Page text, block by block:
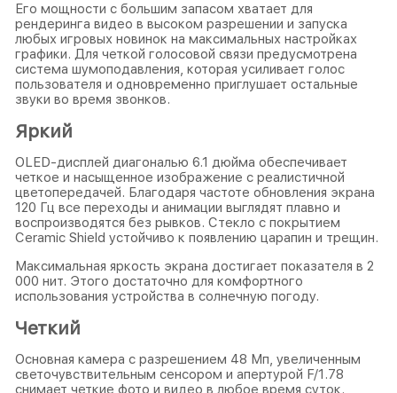
Его мощности с большим запасом хватает для
рендеринга видео в высоком разрешении и запуска
любых игровых новинок на максимальных настройках
графики. Для четкой голосовой связи предусмотрена
система шумоподавления, которая усиливает голос
пользователя и одновременно приглушает остальные
звуки во время звонков.
Яркий
OLED-дисплей диагональю 6.1 дюйма обеспечивает
четкое и насыщенное изображение с реалистичной
цветопередачей. Благодаря частоте обновления экрана
120 Гц все переходы и анимации выглядят плавно и
воспроизводятся без рывков. Стекло с покрытием
Ceramic Shield устойчиво к появлению царапин и трещин.
Максимальная яркость экрана достигает показателя в 2
000 нит. Этого достаточно для комфортного
использования устройства в солнечную погоду.
Четкий
Основная камера с разрешением 48 Мп, увеличенным
светочувствительным сенсором и апертурой F/1.78
снимает четкие фото и видео в любое время суток.